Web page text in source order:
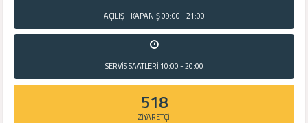
AÇILIŞ - KAPANIŞ09:00 - 21:00
SERVİS SAATLERİ 10:00 - 20:00
518
ZİYARETÇİ